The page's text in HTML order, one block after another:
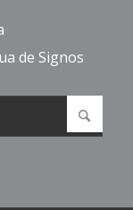
de Signos